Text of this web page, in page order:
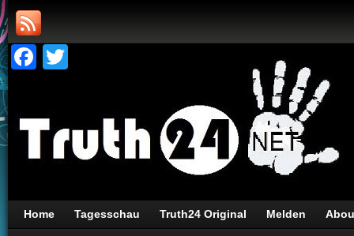
Facebook
Home Tagesschau Truth24 Original Melden